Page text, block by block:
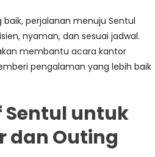
perjalanan menuju Sentul
nyaman, dan sesuai jadwal.
membantu acara kantor
pengalaman yang lebih baik
Sentul untuk
dan Outing